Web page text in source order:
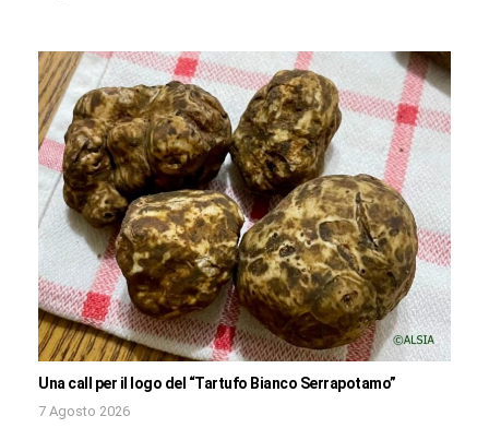
Una call per il logo del “Tartufo Bianco Serrapotamo”
7 Agosto 2026